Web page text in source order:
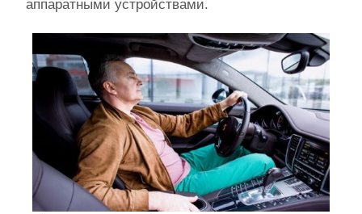
аппаратными устройствами.